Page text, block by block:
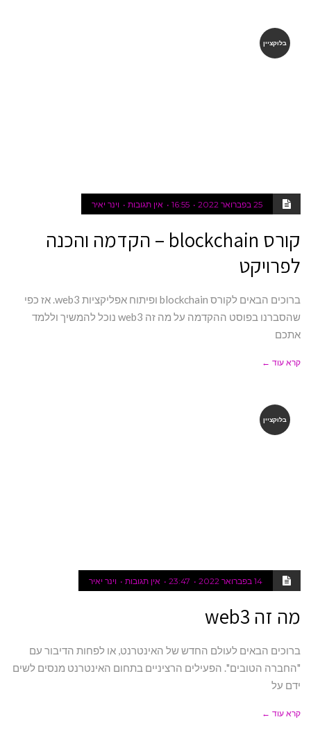
בלוקציין
25 בפברואר 2022 16:55 אין תגובות וינר יאיר
קורס blockchain – הקדמה והכנה
לפרויקט
ברוכים הבאים לקורס blockchain ופיתוח אפליקציות web3. אז כפי
שהסברנו בפוסט ההקדמה על מה זה web3 נוכל להמשיך וללמד
אתכם
קרא עוד ←
בלוקציין
14 בפברואר 2022 23:47 אין תגובות וינר יאיר
מה זה web3
ברוכים הבאים לעולם החדש של האינטרנט, או לפחות הדיבור עם
"החברה הטובים". הפעילים הרציניים בתחום האינטרנט מנסים לשים
ידם על
קרא עוד ←